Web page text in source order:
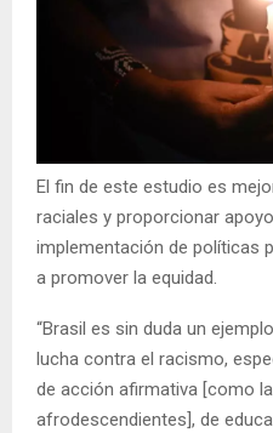
El fin de este estudio es
raciales y proporcionar
implementación de políticas
a promover la equidad.
“Brasil es sin duda un
lucha contra el racismo,
de acción afirmativa [como
afrodescendientes], de